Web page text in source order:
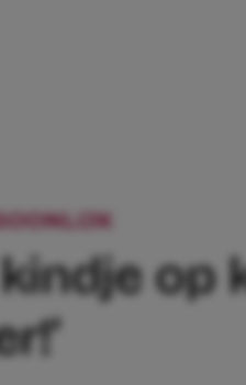
op